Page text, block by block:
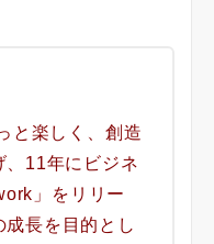
と楽しく、創造
、11年にビジネ
」をリリー
成長を目的とし